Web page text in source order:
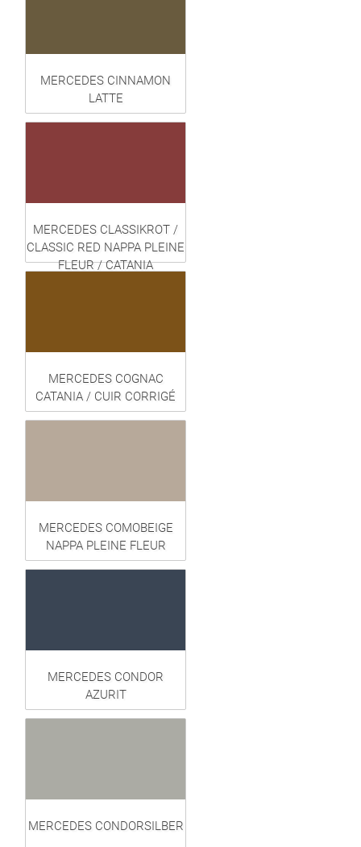
MERCEDES CINNAMON
LATTE
MERCEDES CLASSIKROT /
CLASSIC RED NAPPA PLEINE
FLEUR / CATANIA
MERCEDES COGNAC
CATANIA / CUIR CORRIGÉ
MERCEDES COMOBEIGE
NAPPA PLEINE FLEUR
MERCEDES CONDOR
AZURIT
MERCEDES CONDORSILBER